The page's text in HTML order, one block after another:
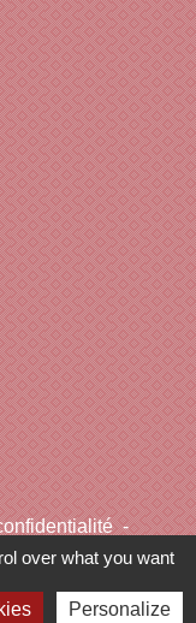
-
des cookies
des Communes
over what you want
Personalize